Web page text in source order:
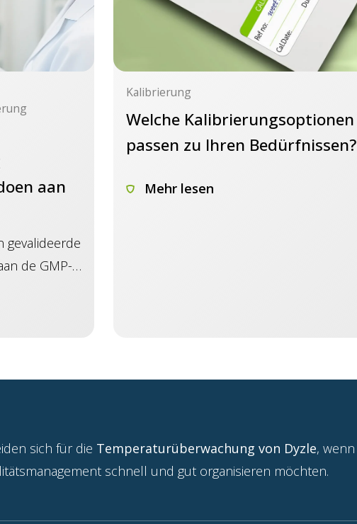
aan
gevalideerde
de GMP-Z
Kalibrierung
Welche Kalibrierungsoptionen
passen zu Ihren Bedürfnissen?
Mehr lesen
iden sich für die Temperaturüberwachungvon Dyzle,wenn
litätsmanagement schnell und gut organisieren möchten.